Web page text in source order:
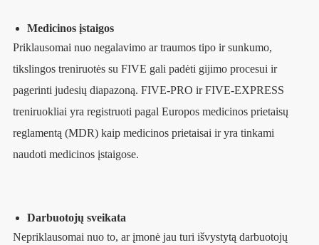
Medicinos įstaigos
Priklausomai nuo negalavimo ar traumos tipo ir sunkumo,
tikslingos treniruotės su FIVE gali padėti gijimo procesui ir
pagerinti judesių diapazoną. FIVE-PRO ir FIVE-EXPRESS
treniruokliai yra registruoti pagal Europos medicinos prietaisų
reglamentą (MDR) kaip medicinos prietaisai ir yra tinkami
naudoti medicinos įstaigose.
Darbuotojų sveikata
Nepriklausomai nuo to, ar įmonė jau turi išvystytą darbuotojų